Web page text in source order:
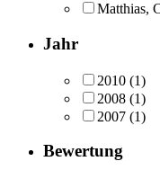
Matthias,
Jahr
2010 (1)
2008 (1)
2007 (1)
Bewertung